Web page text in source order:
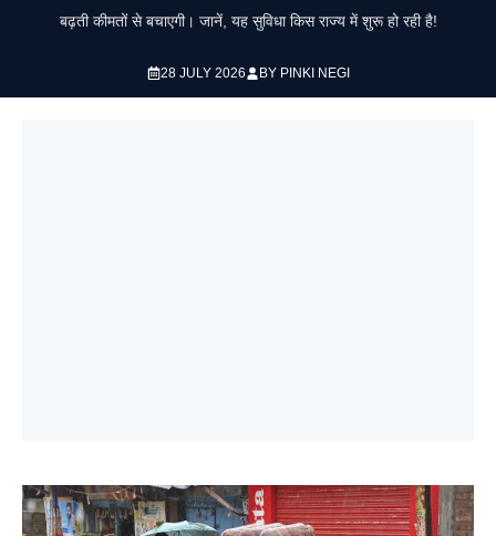
बढ़ती कीमतों से बचाएगी। जानें, यह सुविधा किस राज्य में शुरू हो रही है!
28 JULY 2026 BY PINKI NEGI